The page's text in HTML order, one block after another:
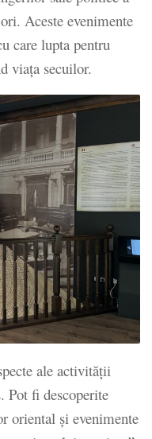
Aceste evenimente
care lupta pentru
viața secuilor.
ale activității
Pot fi descoperite
oriental și evenimente